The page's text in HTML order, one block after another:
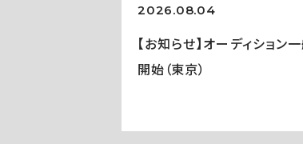
2026.08.04
【お知らせ】オーディション
開始（東京）